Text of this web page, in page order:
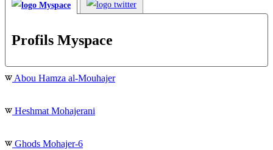
Profils Myspace
Abou Hamza al-Mouhajer
Heshmat Mohajerani
Ghods Mohajer-6